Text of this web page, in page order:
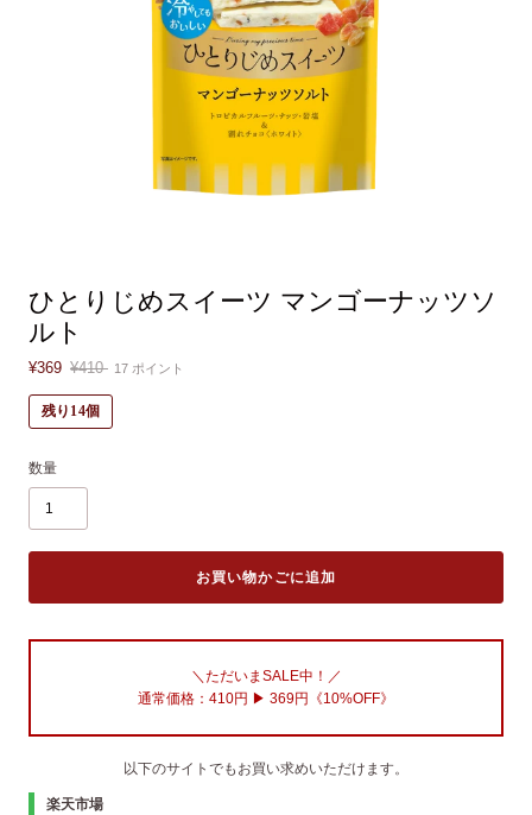
ひとりじめスイーツ マンゴーナッツソ
ルト
¥369 ¥410 17 ポイント
残り14個
数量
お買い物かごに追加
＼ただいまSALE中！／
通常価格：410円 ▶︎ 369円《10%OFF》
以下のサイトでもお買い求めいただけます。
楽天市場